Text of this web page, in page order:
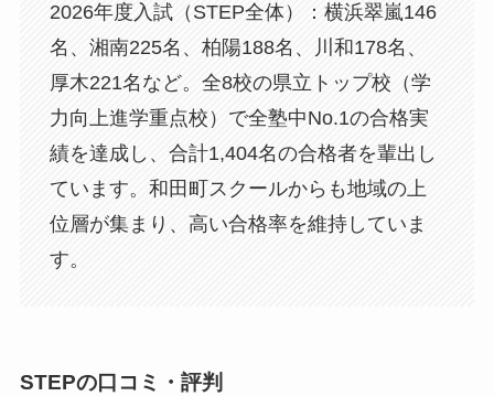
2026年度入試（STEP全体）：横浜翠嵐146
名、湘南225名、柏陽188名、川和178名、
厚木221名など。全8校の県立トップ校（学
力向上進学重点校）で全塾中No.1の合格実
績を達成し、合計1,404名の合格者を輩出し
ています。和田町スクールからも地域の上
位層が集まり、高い合格率を維持していま
す。
STEPの口コミ・評判